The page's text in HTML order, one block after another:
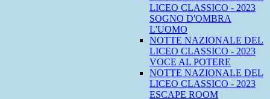
LICEO CLASSICO - 2023
SOGNO D'OMBRA
L'UOMO
NOTTE NAZIONALE DEL
LICEO CLASSICO - 2023
VOCE AL POTERE
NOTTE NAZIONALE DEL
LICEO CLASSICO - 2023
ESCAPE ROOM